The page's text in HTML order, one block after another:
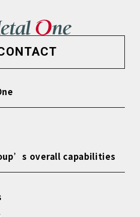
overall capabilities